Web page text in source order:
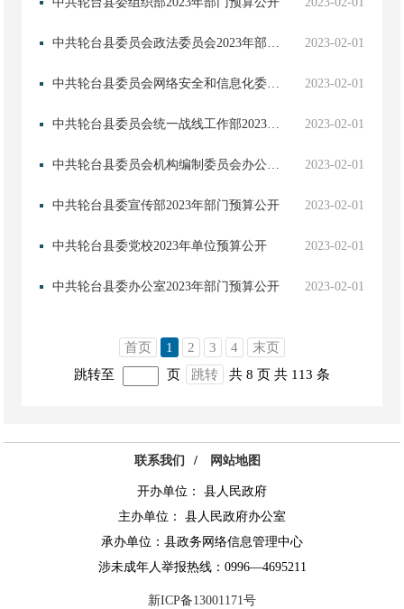
2023-02-01
中共轮台县委员会政法委员会2023年部门预算公开
2023-02-01
中共轮台县委员会网络安全和信息化委员会办公室2023年部门预算公开
2023-02-01
中共轮台县委员会统一战线工作部2023年部门预算公开
2023-02-01
中共轮台县委员会机构编制委员会办公室2023年单位预算公开
2023-02-01
中共轮台县委宣传部2023年部门预算公开
2023-02-01
中共轮台县委党校2023年单位预算公开
2023-02-01
中共轮台县委办公室2023年部门预算公开
首页 1 2 3 4
末页
跳转至
页 跳转 共 8 页 共 113 条
联系我们 / 网站地图
开办单位： 县人民政府
主办单位： 县人民政府办公室
承办单位：县政务网络信息管理中心
涉未成年人举报热线：0996—4695211
新ICP备13001171号